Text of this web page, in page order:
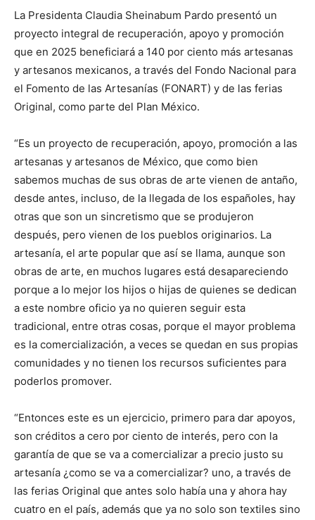
La Presidenta Claudia Sheinabum Pardo presentó un
proyecto integral de recuperación, apoyo y promoción
que en 2025 beneficiará a 140 por ciento más artesanas
y artesanos mexicanos, a través del Fondo Nacional para
el Fomento de las Artesanías (FONART) y de las ferias
Original, como parte del Plan México.
“Es un proyecto de recuperación, apoyo, promoción a las
artesanas y artesanos de México, que como bien
sabemos muchas de sus obras de arte vienen de antaño,
desde antes, incluso, de la llegada de los españoles, hay
otras que son un sincretismo que se produjeron
después, pero vienen de los pueblos originarios. La
artesanía, el arte popular que así se llama, aunque son
obras de arte, en muchos lugares está desapareciendo
porque a lo mejor los hijos o hijas de quienes se dedican
a este nombre oficio ya no quieren seguir esta
tradicional, entre otras cosas, porque el mayor problema
es la comercialización, a veces se quedan en sus propias
comunidades y no tienen los recursos suficientes para
poderlos promover.
“Entonces este es un ejercicio, primero para dar apoyos,
son créditos a cero por ciento de interés, pero con la
garantía de que se va a comercializar a precio justo su
artesanía ¿como se va a comercializar? uno, a través de
las ferias Original que antes solo había una y ahora hay
cuatro en el país, además que ya no solo son textiles sino